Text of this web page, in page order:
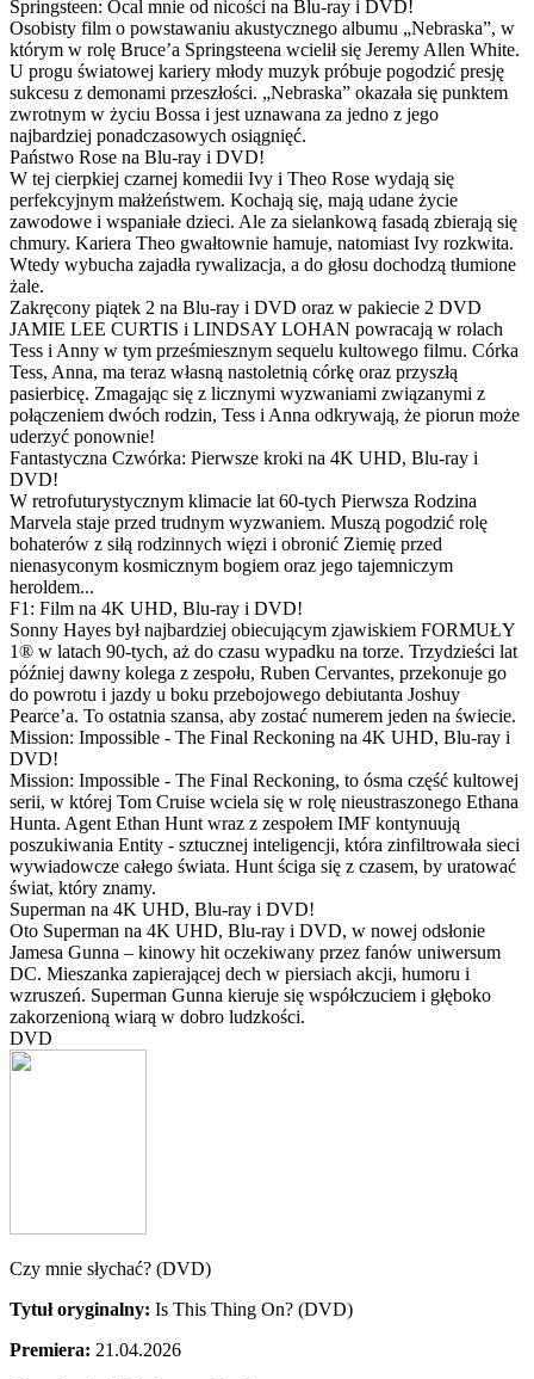
Springsteen: Ocal mnie od nicości na Blu-ray i DVD!
Osobisty film o powstawaniu akustycznego albumu „Nebraska”, w
którym w rolę Bruce’a Springsteena wcielił się Jeremy Allen White.
U progu światowej kariery młody muzyk próbuje pogodzić presję
sukcesu z demonami przeszłości. „Nebraska” okazała się punktem
zwrotnym w życiu Bossa i jest uznawana za jedno z jego
najbardziej ponadczasowych osiągnięć.
Państwo Rose na Blu-ray i DVD!
W tej cierpkiej czarnej komedii Ivy i Theo Rose wydają się
perfekcyjnym małżeństwem. Kochają się, mają udane życie
zawodowe i wspaniałe dzieci. Ale za sielankową fasadą zbierają się
chmury. Kariera Theo gwałtownie hamuje, natomiast Ivy rozkwita.
Wtedy wybucha zajadła rywalizacja, a do głosu dochodzą tłumione
żale.
Zakręcony piątek 2 na Blu-ray i DVD oraz w pakiecie 2 DVD
JAMIE LEE CURTIS i LINDSAY LOHAN powracają w rolach
Tess i Anny w tym prześmiesznym sequelu kultowego filmu. Córka
Tess, Anna, ma teraz własną nastoletnią córkę oraz przyszłą
pasierbicę. Zmagając się z licznymi wyzwaniami związanymi z
połączeniem dwóch rodzin, Tess i Anna odkrywają, że piorun może
uderzyć ponownie!
Fantastyczna Czwórka: Pierwsze kroki na 4K UHD, Blu-ray i
DVD!
W retrofuturystycznym klimacie lat 60-tych Pierwsza Rodzina
Marvela staje przed trudnym wyzwaniem. Muszą pogodzić rolę
bohaterów z siłą rodzinnych więzi i obronić Ziemię przed
nienasyconym kosmicznym bogiem oraz jego tajemniczym
heroldem...
F1: Film na 4K UHD, Blu-ray i DVD!
Sonny Hayes był najbardziej obiecującym zjawiskiem FORMUŁY
1® w latach 90-tych, aż do czasu wypadku na torze. Trzydzieści lat
później dawny kolega z zespołu, Ruben Cervantes, przekonuje go
do powrotu i jazdy u boku przebojowego debiutanta Joshuy
Pearce’a. To ostatnia szansa, aby zostać numerem jeden na świecie.
Mission: Impossible - The Final Reckoning na 4K UHD, Blu-ray i
DVD!
Mission: Impossible - The Final Reckoning, to ósma część kultowej
serii, w której Tom Cruise wciela się w rolę nieustraszonego Ethana
Hunta. Agent Ethan Hunt wraz z zespołem IMF kontynuują
poszukiwania Entity - sztucznej inteligencji, która zinfiltrowała sieci
wywiadowcze całego świata. Hunt ściga się z czasem, by uratować
świat, który znamy.
Superman na 4K UHD, Blu-ray i DVD!
Oto Superman na 4K UHD, Blu-ray i DVD, w nowej odsłonie
Jamesa Gunna – kinowy hit oczekiwany przez fanów uniwersum
DC. Mieszanka zapierającej dech w piersiach akcji, humoru i
wzruszeń. Superman Gunna kieruje się współczuciem i głęboko
zakorzenioną wiarą w dobro ludzkości.
DVD
Czy mnie słychać? (DVD)
Tytuł oryginalny: Is This Thing On? (DVD)
Premiera: 21.04.2026